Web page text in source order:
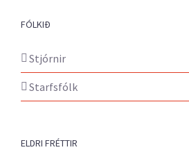
FÓLKIÐ
Stjórnir
Starfsfólk
ELDRI FRÉTTIR